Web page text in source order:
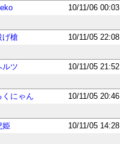
10/11/06 00:03
げ槍 10/11/05 22:08
ルツ 10/11/05 21:52
くにゃん 10/11/05 20:46
姫 10/11/05 14:28